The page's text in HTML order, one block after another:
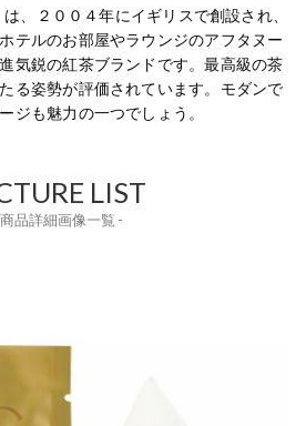
、２００４年にイギリスで創設され、
テルのお部屋やラウンジのアフタヌー
気鋭の紅茶ブランドです。最高級の茶
る姿勢が評価されています。モダンで
ジも魅力の一つでしょう。
LIST
品詳細画像一覧 -